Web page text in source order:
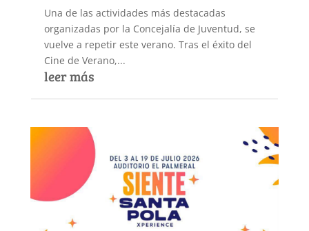
Una de las actividades más destacadas
organizadas por la Concejalía de Juventud, se
vuelve a repetir este verano. Tras el éxito del
Cine de Verano,...
leer más